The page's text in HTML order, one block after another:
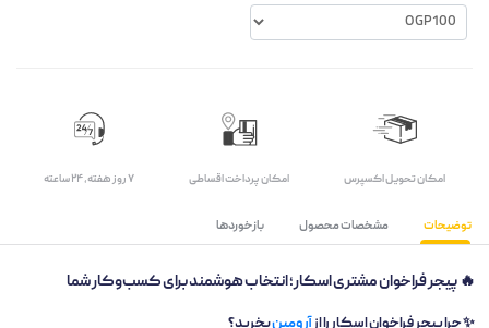
اﻣﮑﺎن ﺗﺤﻮﯾﻞ اﮐﺴﭙﺮس امکان پرداخت اقساطی ۷ روز ﻫﻔﺘﻪ، ۲۴ ﺳﺎﻋﺘﻪ
توضیحات مشخصات محصول بازخوردها
🔥 پیجر فراخوان مشتری اسکار؛ انتخاب هوشمند برای کسب‌وکار شما